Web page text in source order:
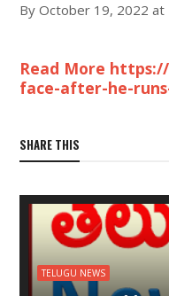
By October 19, 2022 at
Read More
face-after-he-
SHARE THIS
TELUGU NEWS